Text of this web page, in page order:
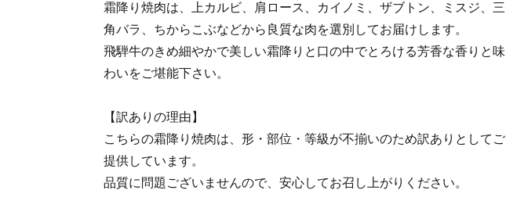
霜降り焼肉は、上カルビ、肩ロース、カイノミ、ザブトン、ミスジ、三
角バラ、ちからこぶなどから良質な肉を選別してお届けします。
飛騨牛のきめ細やかで美しい霜降りと口の中でとろける芳香な香りと味
わいをご堪能下さい。
【訳ありの理由】
こちらの霜降り焼肉は、形・部位・等級が不揃いのため訳ありとしてご
提供しています。
品質に問題ございませんので、安心してお召し上がりください。